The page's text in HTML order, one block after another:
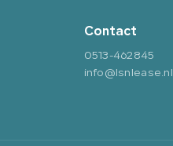
Contact
0513-462845
info@lsnlease.nl